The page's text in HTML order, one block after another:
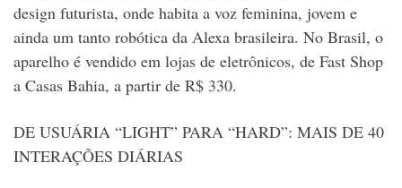
design futurista, onde habita a voz feminina, jovem e
ainda um tanto robótica da Alexa brasileira. No Brasil, o
aparelho é vendido em lojas de eletrônicos, de Fast Shop
a Casas Bahia, a partir de R$ 330.
DE USUÁRIA “LIGHT” PARA “HARD”: MAIS DE 40
INTERAÇÕES DIÁRIAS